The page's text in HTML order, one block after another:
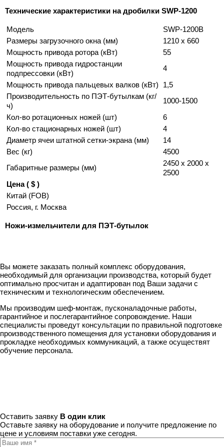
Технические характеристики на дробилки SWP-1200
Модель
SWP-1200B
Размеры загрузочного окна (мм)
1210 x 660
Мощность привода ротора (кВт)
55
Мощность привода гидростанции
подпрессовки (кВт)
4
Мощность привода пальцевых валков (кВт)
1,5
Производительность по ПЭТ-бутылкам (кг/
ч)
1000-1500
Кол-во ротационных ножей (шт)
6
Кол-во стационарных ножей (шт)
4
Диаметр ячеи штатной сетки-экрана (мм)
14
Вес (кг)
4500
Габаритные размеры (мм)
2450 x 2000 x
2500
Цена ( $ )
Китай (FOB)
Россия, г. Москва
Ножи-измельчители для ПЭТ-бутылок
Вы можете заказать полный комплекс оборудования,
необходимый для организации производства, который будет
оптимально просчитан и адаптирован под Ваши задачи с
техническим и технологическим обеспечением.
Мы производим шеф-монтаж, пусконаладочные работы,
гарантийное и послегарантийное сопровождение. Наши
специалисты проведут консультации по правильной подготовке
производственного помещения для установки оборудования и
прокладке необходимых коммуникаций, а также осуществят
обучение персонала.
Оставить заявку В один клик
Оставьте заявку на оборудование и получите предложение по
цене и условиям поставки уже сегодня.
Ваше имя*